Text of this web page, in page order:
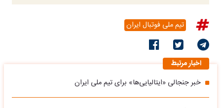
تیم ملی فوتبال ایران
اخبار مرتبط
خبر جنجالی «ایتالیایی‌ها» برای تیم ملی ایران